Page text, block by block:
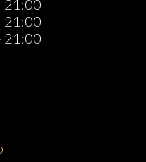
21:00
21:00
21:00